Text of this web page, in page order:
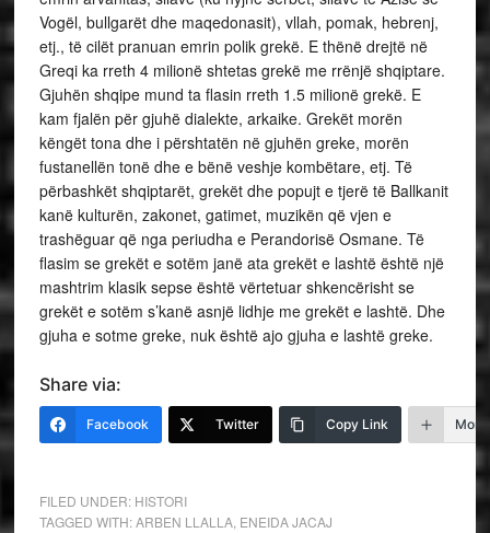
Share via:
Facebook Twitter Copy Link More
FILED UNDER: HISTORI
TAGGED WITH:ARBEN LLALLA, ENEIDA JACAJ